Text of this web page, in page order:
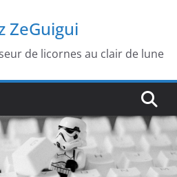
ZeGuigui
de licornes au clair de lune